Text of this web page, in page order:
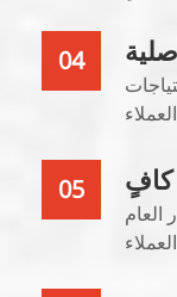
04
05